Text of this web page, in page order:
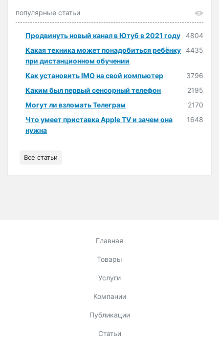
популярные статьи
Продвинуть новый канал в Ютуб в 2021 году
4804
Какая техника может понадобиться ребёнку
при дистанционном обучении
4435
Как установить IMO на свой компьютер
3796
Каким был первый сенсорный телефон
2195
Могут ли взломать Телеграм
2170
Что умеет приставка Apple TV и зачем она
нужна
1648
Все статьи
Главная
Товары
Услуги
Компании
Публикации
Статьи